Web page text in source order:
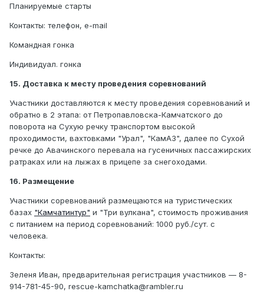
Планируемые старты
Контакты: телефон, e-mail
Командная гонка
Индивидуал. гонка
15. Доставка к месту проведения соревнований
Участники доставляются к месту проведения соревнований и
обратно в 2 этапа: от Петропавловска-Камчатского до
поворота на Сухую речку транспортом высокой
проходимости, вахтовками "Урал", "КамАЗ", далее по Сухой
речке до Авачинского перевала на гусеничных пассажирских
ратраках или на лыжах в прицепе за снегоходами.
16. Размещение
Участники соревнований размещаются на туристических
базах "Камчатинтур" и "Три вулкана", стоимость проживания
с питанием на период соревнований: 1000 руб./сут. с
человека.
Контакты:
Зеленя Иван, предварительная регистрация участников — 8-
914-781-45-90, rescue-kamchatka@rambler.ru